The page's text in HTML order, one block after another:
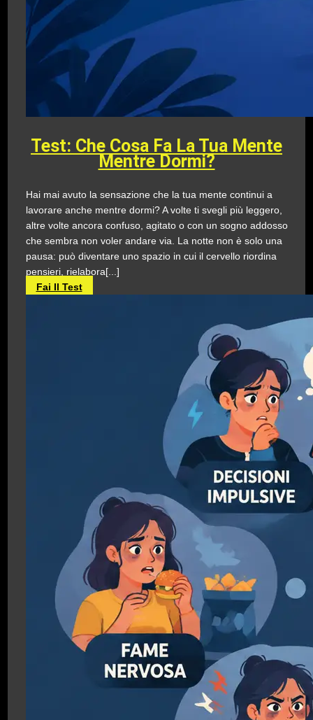
Test: Che Cosa Fa La Tua Mente
Mentre Dormi?
Hai mai avuto la sensazione che la tua mente continui a
lavorare anche mentre dormi? A volte ti svegli più leggero,
altre volte ancora confuso, agitato o con un sogno addosso
che sembra non voler andare via. La notte non è solo una
pausa: può diventare uno spazio in cui il cervello riordina
pensieri, rielabora[...]
Fai Il Test